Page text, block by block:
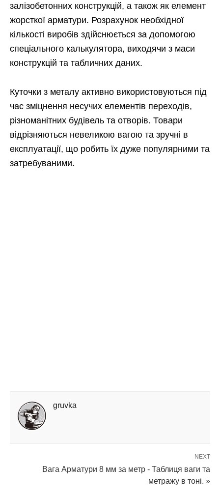
залізобетонних конструкцій, а також як елемент
жорсткої арматури. Розрахунок необхідної
кількості виробів здійснюється за допомогою
спеціального калькулятора, виходячи з маси
конструкцій та табличних даних.
Куточки з металу активно використовуються під
час зміцнення несучих елементів переходів,
різноманітних будівель та отворів. Товари
відрізняються невеликою вагою та зручні в
експлуатації, що робить їх дуже популярними та
затребуваними.
gruvka
NEXT
Вага Арматури 8 мм за метр - Таблиця ваги та
метражу в тоні. »